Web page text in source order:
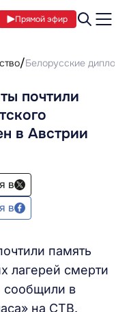
Прямой эфир
Белорусские
почтили
в Австрии
в
в
память
лагерей смерти
сообщили в
на СТВ.